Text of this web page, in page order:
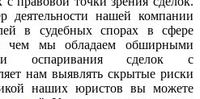
деятельности нашей компании
в судебных спорах в сфере
чем мы обладаем обширными
оспаривания сделок с
нам выявлять скрытые риски
наших юристов вы можете